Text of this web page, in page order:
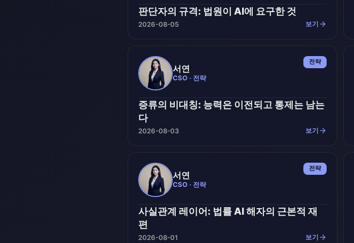
판단자의 규격: 법원이 AI에 요구한 것
2026-08-05 보기 arrow_forward
서연
CSO · 전략
전략
증류의 비대칭: 능력은 이전되고 통제는 남는
다
2026-08-03 보기 arrow_forward
서연
CSO · 전략
전략
사실관계 레이어: 법률 AI 해자의 근본적 재
편
2026-08-01 보기 arrow_forward